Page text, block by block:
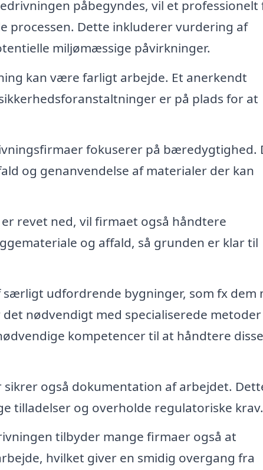
påbegyndes, vil et professionelt
processen. Dette inkluderer vurdering af
miljømæssige påvirkninger.
kan være farligt arbejde. Et anerkendt
er på plads for at
fokuserer på bæredygtighed.
og genanvendelse af materialer der kan
revet ned, vil firmaet også håndtere
og affald, så grunden er klar til
udfordrende bygninger, som fx dem
nødvendigt med specialiserede
kompetencer til at håndtere disse
også dokumentation af arbejdet.
tilladelser og overholde regulatoriske krav.
tilbyder mange firmaer også at
hvilket giver en smidig overgang fra